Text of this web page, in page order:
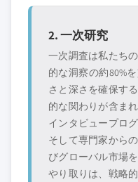
2. 一次研究
一次調査は私たち
的な洞察の約80%
さと深さを確保す
的な関わりが含ま
インタビュープロ
そして専門家から
びグローバル市場
やり取りは、戦略